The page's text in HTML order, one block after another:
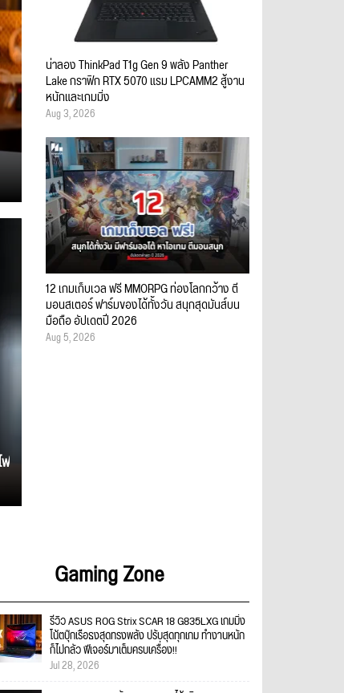
น่าลอง ThinkPad T1g Gen 9 พลัง Panther
Lake กราฟิก RTX 5070 แรม LPCAMM2 สู้งาน
หนักและเกมมิ่ง
Aug 3, 2026
12 เกมเก็บเวล ฟรี MMORPG ท่องโลกกว้าง ตี
มอนสเตอร์ ฟาร์มของได้ทั้งวัน สนุกสุดมันส์บน
มือถือ อัปเดตปี 2026
Aug 5, 2026
Gaming Zone
รีวิว ASUS ROG Strix SCAR 18 G835LXG เกมมิ่ง
โน้ตบุ๊กเรือธงสุดทรงพลัง ปรับสุดทุกเกม ทำงานหนัก
ก็ไม่กลัว ฟีเจอร์มาเต็มครบเครื่อง!!
Jul 28, 2026